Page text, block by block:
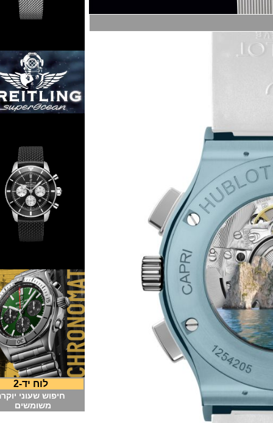
לוח יד-2
חיפוש שעוני יוקרה
משומשים